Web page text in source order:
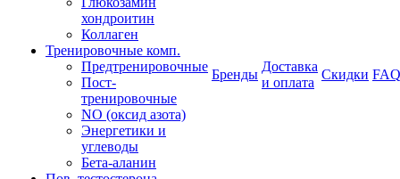
хондроитин
Коллаген
Тренировочные комп.
Предтренировочные
Пост-
тренировочные
NO (оксид азота)
Энергетики и
углеводы
Бета-аланин
Бренды
Доставка
и оплата
Скидки FAQ